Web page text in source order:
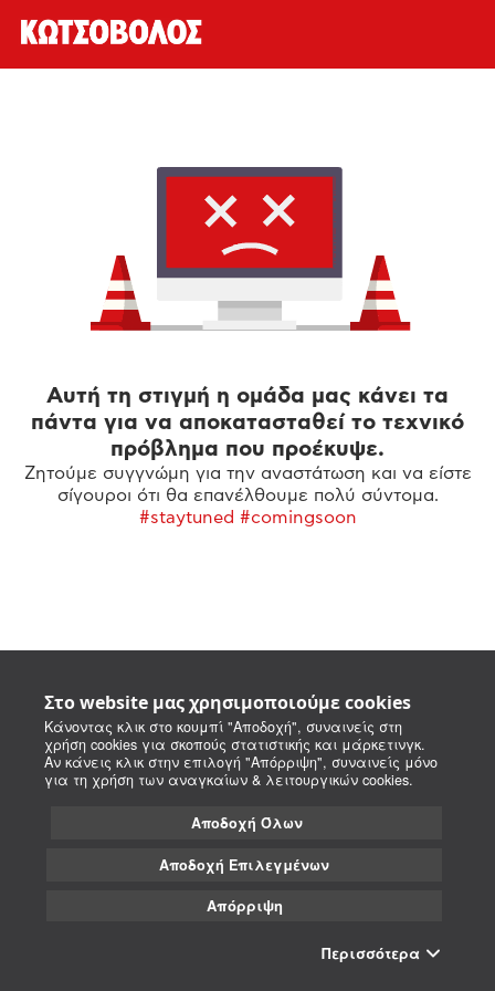
Στο website μας χρησιμοποιούμε cookies
Κάνοντας κλικ στο κουμπί "Αποδοχή", συναινείς στη
χρήση cookies για σκοπούς στατιστικής και μάρκετινγκ.
Αν κάνεις κλικ στην επιλογή "Απόρριψη", συναινείς μόνο
για τη χρήση των αναγκαίων & λειτουργικών cookies.
Αποδοχή Όλων
Αποδοχή Επιλεγμένων
Απόρριψη
Περισσότερα
Αυτή τη στιγμή η ομάδα μας κάνει τα
πάντα για να αποκατασταθεί το τεχνικό
πρόβλημα που προέκυψε.
Ζητούμε συγγνώμη για την αναστάτωση και να είστε
σίγουροι ότι θα επανέλθουμε πολύ σύντομα.
#staytuned #comingsoon